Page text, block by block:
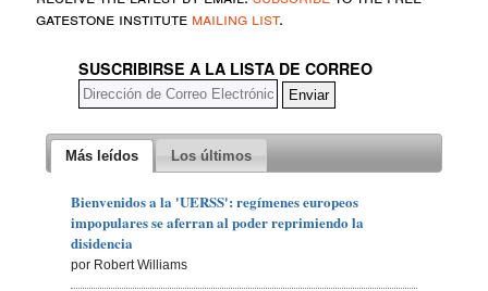
gatestone institute mailing list.
SUSCRIBIRSE A LA LISTA DE CORREO
Más leídos Los últimos
Bienvenidos a la 'UERSS': regímenes europeos
impopulares se aferran al poder reprimiendo la
disidencia
por Robert Williams